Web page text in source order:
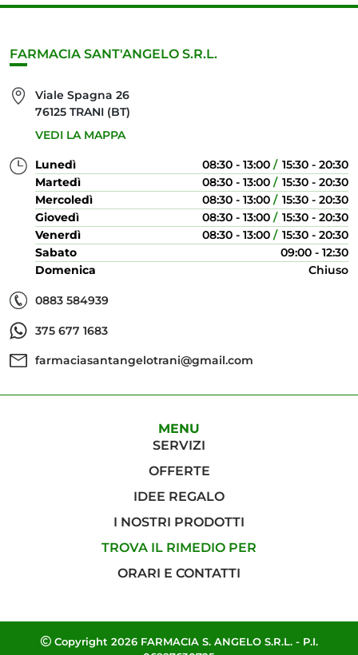
FARMACIA SANT'ANGELO S.R.L.
Viale Spagna 26
76125 TRANI (BT)
VEDI LA MAPPA
Lunedì 08:30 - 13:00
15:30 - 20:30
Martedì
08:30 - 13:00
15:30 - 20:30
Mercoledì
08:30 - 13:00
15:30 - 20:30
Giovedì
08:30 - 13:00
15:30 - 20:30
Venerdì
08:30 - 13:00
15:30 - 20:30
Sabato
09:00 - 12:30
Domenica
Chiuso
0883 584939
375 677 1683
farmaciasantangelotrani@gmail.com
MENU
SERVIZI
OFFERTE
IDEE REGALO
I NOSTRI PRODOTTI
TROVA IL RIMEDIO PER
ORARI E CONTATTI
Copyright 2026 FARMACIA S. ANGELO S.R.L. - P.I.